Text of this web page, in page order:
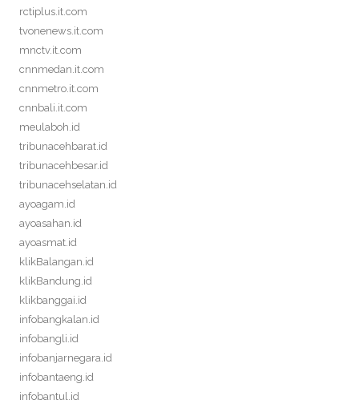
rctiplus.it.com
tvonenews.it.com
mnctv.it.com
cnnmedan.it.com
cnnmetro.it.com
cnnbali.it.com
meulaboh.id
tribunacehbarat.id
tribunacehbesar.id
tribunacehselatan.id
ayoagam.id
ayoasahan.id
ayoasmat.id
klikBalangan.id
klikBandung.id
klikbanggai.id
infobangkalan.id
infobangli.id
infobanjarnegara.id
infobantaeng.id
infobantul.id